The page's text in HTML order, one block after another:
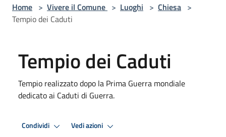
Home > Vivere il Comune > Luoghi > Chiesa >
Tempio dei Caduti
Tempio dei Caduti
Tempio realizzato dopo la Prima Guerra mondiale
dedicato ai Caduti di Guerra.
Condividi Vedi azioni